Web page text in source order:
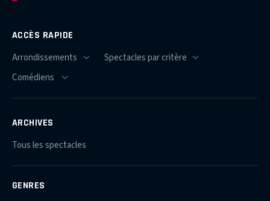
ACCÈS RAPIDE
ARCHIVES
Tous les spectacles
GENRES